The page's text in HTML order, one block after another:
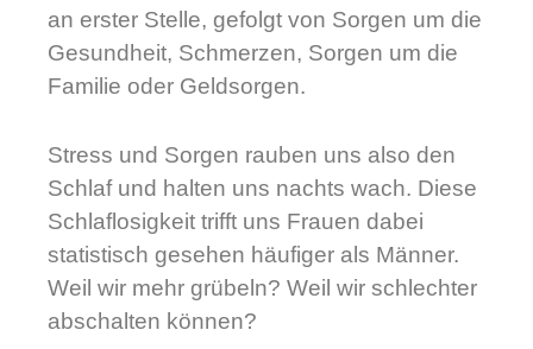
an erster Stelle, gefolgt von Sorgen um die
Gesundheit, Schmerzen, Sorgen um die
Familie oder Geldsorgen.
Stress und Sorgen rauben uns also den
Schlaf und halten uns nachts wach. Diese
Schlaflosigkeit trifft uns Frauen dabei
statistisch gesehen häufiger als Männer.
Weil wir mehr grübeln? Weil wir schlechter
abschalten können?